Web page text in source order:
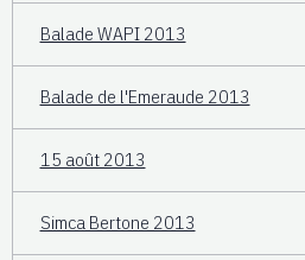
Balade WAPI 2013
Balade de l'Emeraude 2013
15 août 2013
Simca Bertone 2013